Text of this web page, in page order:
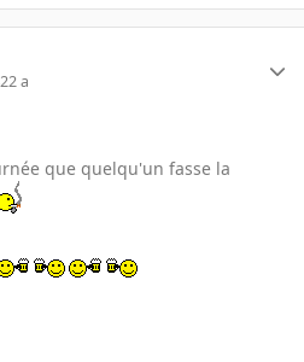
22 a
que quelqu'un fasse la